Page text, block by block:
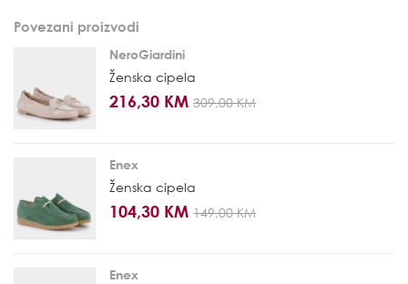
Povezani proizvodi
NeroGiardini
Ženska cipela
216,30 KM 309,00 KM
Enex
Ženska cipela
104,30 KM 149,00 KM
Enex